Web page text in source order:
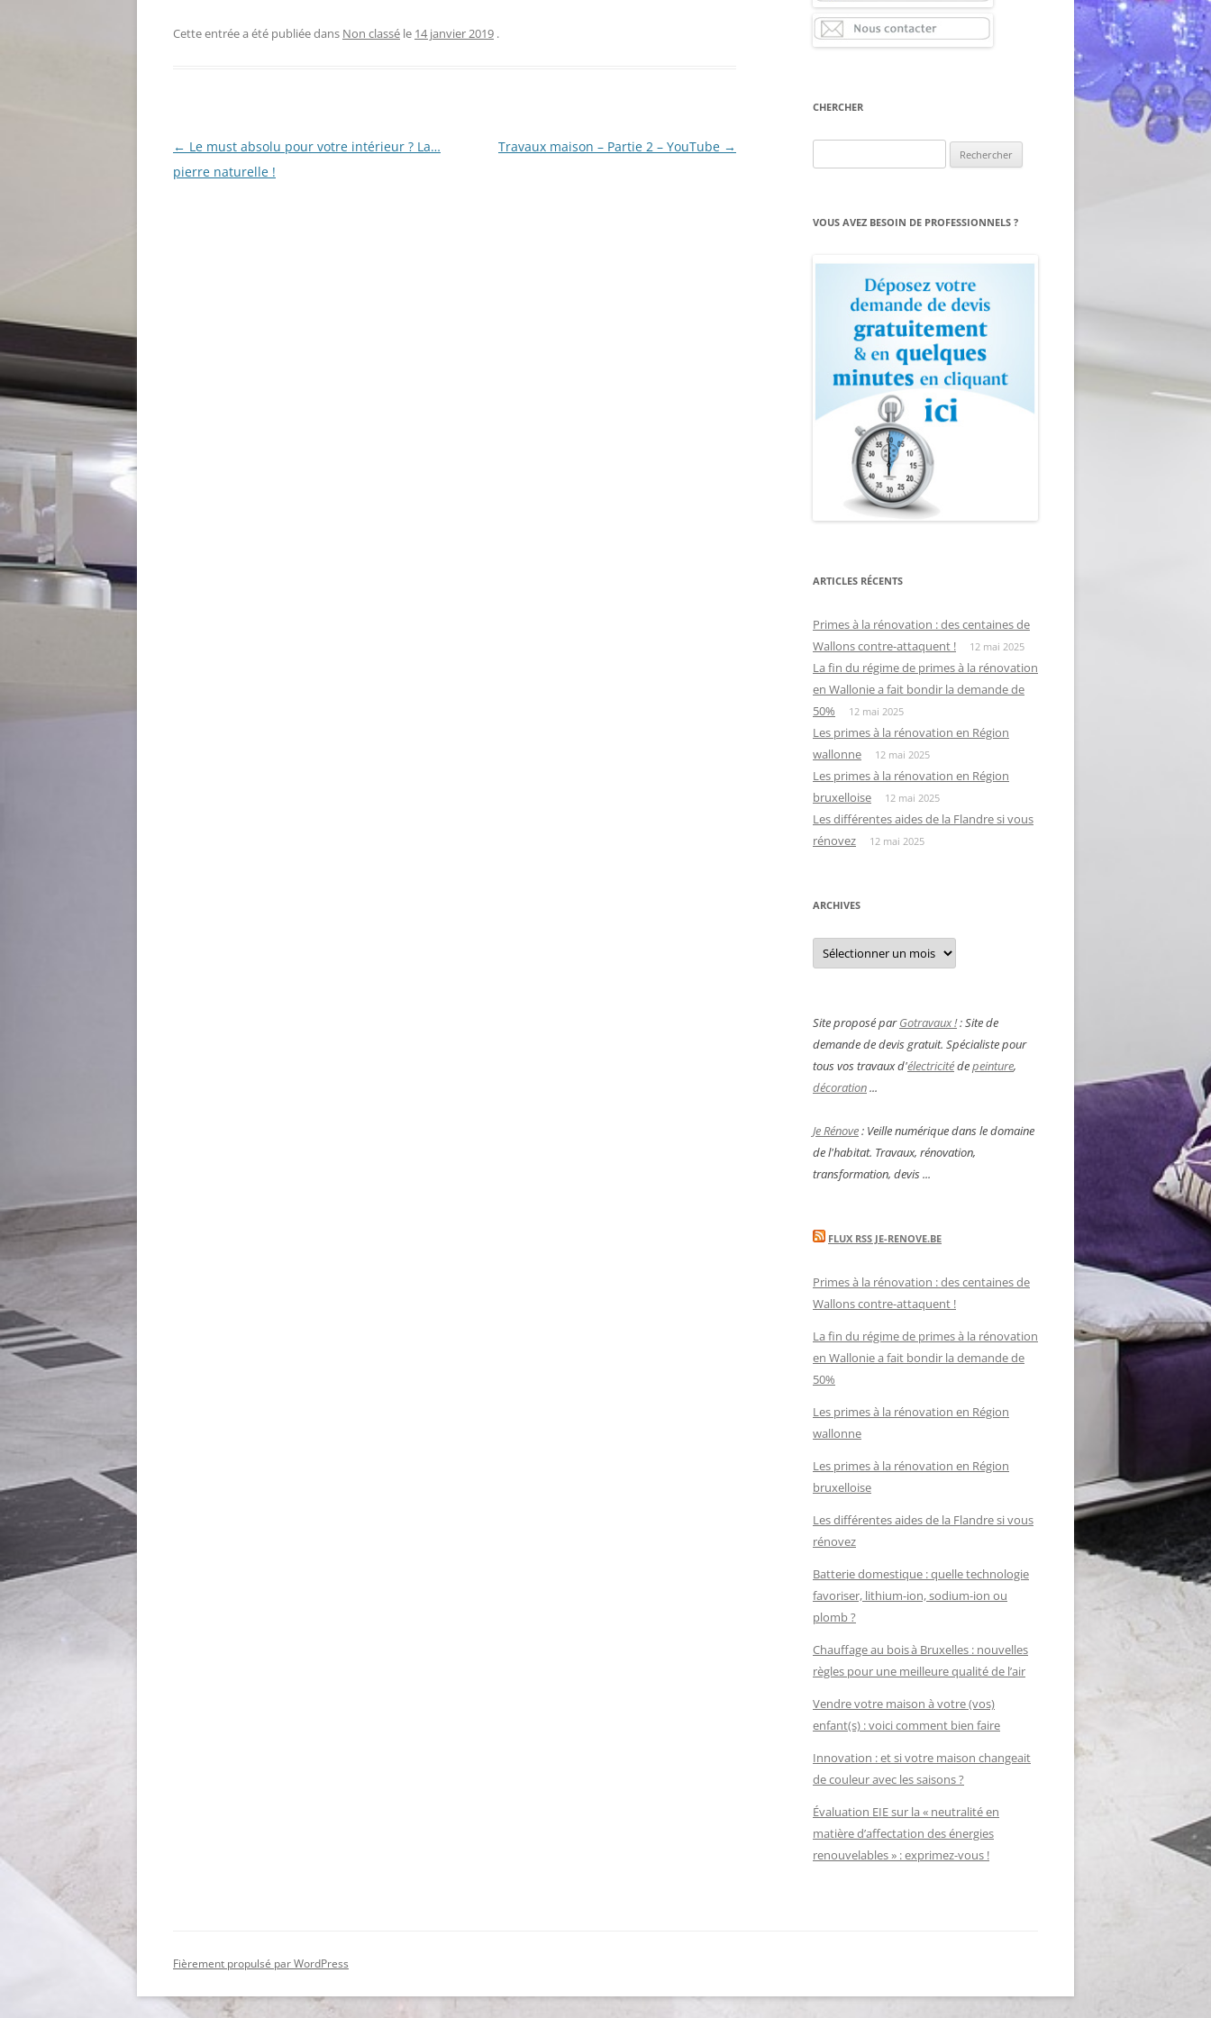
Cette entrée a été publiée dans Non classé le 14 janvier 2019 .
Navigation
des
← Le must absolu pour votre intérieur ? La…
pierre naturelle !
Travaux maison – Partie 2 – YouTube →
CHERCHER
VOUS AVEZ BESOIN DE PROFESSIONNELS ?
ARTICLES RÉCENTS
Primes à la rénovation : des centaines de
Wallons contre-attaquent !
12 mai 2025
La fin du régime de primes à la rénovation
en Wallonie a fait bondir la demande de
50%
12 mai 2025
Les primes à la rénovation en Région
wallonne
12 mai 2025
Les primes à la rénovation en Région
bruxelloise
12 mai 2025
Les différentes aides de la Flandre si vous
rénovez
12 mai 2025
ARCHIVES
Archives
Site proposé parGotravaux !: Site de
demande de devis gratuit. Spécialiste pour
tous vos travaux d'électricitédepeinture,
décoration...
Je Rénove: Veille numérique dans le domaine
de l'habitat. Travaux, rénovation,
transformation, devis ...
FLUX RSS JE-RENOVE.BE
Primes à la rénovation : des centaines de
Wallons contre-attaquent !
La fin du régime de primes à la rénovation
en Wallonie a fait bondir la demande de
50%
Les primes à la rénovation en Région
wallonne
Les primes à la rénovation en Région
bruxelloise
Les différentes aides de la Flandre si vous
rénovez
Batterie domestique : quelle technologie
favoriser, lithium-ion, sodium-ion ou
plomb ?
Chauffage au bois à Bruxelles : nouvelles
règles pour une meilleure qualité de l’air
Vendre votre maison à votre (vos)
enfant(s) : voici comment bien faire
Innovation : et si votre maison changeait
de couleur avec les saisons ?
Évaluation EIE sur la « neutralité en
matière d’affectation des énergies
renouvelables » : exprimez-vous !
Fièrement propulsé par WordPress